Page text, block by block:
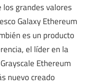
grandes valores
Galaxy Ethereum
es un producto
el líder en la
Ethereum
nuevo creado